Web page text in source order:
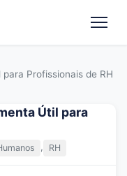
Profissionais de RH
Útil para
, RH